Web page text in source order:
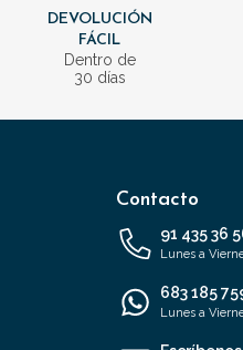
DEVOLUCIÓN
FÁCIL
Dentro de
30 días
Contacto
91 435 36
Lunes a
683 185
Lunes a